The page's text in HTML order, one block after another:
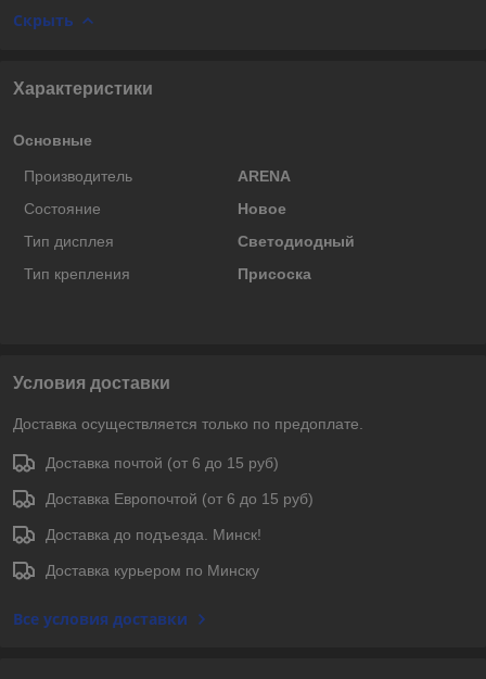
Скрыть
Характеристики
Основные
Производитель
ARENA
Состояние
Новое
Тип дисплея
Светодиодный
Тип крепления
Присоска
Условия доставки
Доставка осуществляется только по предоплате.
Доставка почтой (от 6 до 15 руб)
Доставка Европочтой (от 6 до 15 руб)
Доставка до подъезда. Минск!
Доставка курьером по Минску
Все условия доставки